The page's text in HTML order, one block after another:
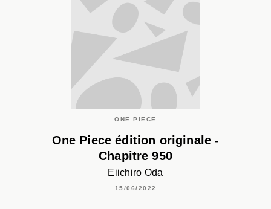
ONE PIECE
One Piece édition originale -
Chapitre 950
Eiichiro Oda
15/06/2022